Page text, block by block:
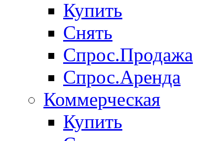
Купить
Снять
Спрос.Продажа
Спрос.Аренда
Коммерческая
Купить